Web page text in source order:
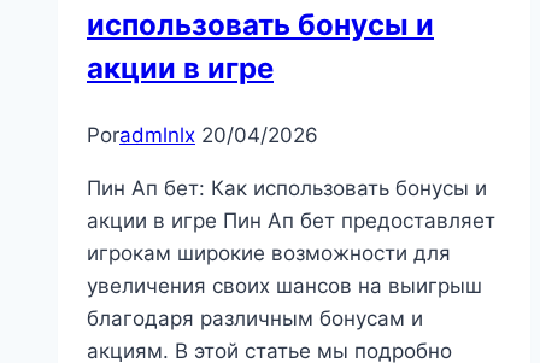
использовать бонусы и
акции в игре
Poradmlnlx 20/04/2026
Пин Ап бет: Как использовать бонусы и
акции в игре Пин Ап бет предоставляет
игрокам широкие возможности для
увеличения своих шансов на выигрыш
благодаря различным бонусам и
акциям. В этой статье мы подробно